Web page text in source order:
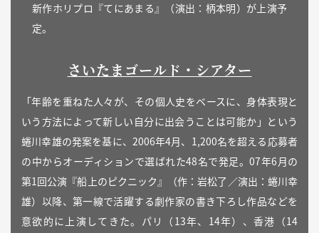
新作ホリプロ『てにあまる』（演出：柄本明）が上演予
定。
さいたまゴールド・シアター
「年齢を重ねた人々が、その個人史をベースに、身体表現と
いう方法によって新しい自分に出会うことは可能か」という
蜷川幸雄の発案を基に、2006年4月、1,200名を超える応募者
の中からオーディションで選ばれた48名で発足。07年6月の
第1回公演『船上のピクニック』（作：岩松了／演出：蜷川幸
雄）以降、第一線で活躍する劇作家の書き下ろし作品などを
意欲的に上演してきた。パリ（13年、14年）、香港（14